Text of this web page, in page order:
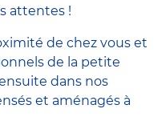
attentes !
de chez vous et
de la petite
dans nos
et aménagés à